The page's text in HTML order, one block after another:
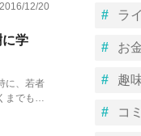
2016/12/20
に学
に、若者
までも…
ラ
お
趣
コ